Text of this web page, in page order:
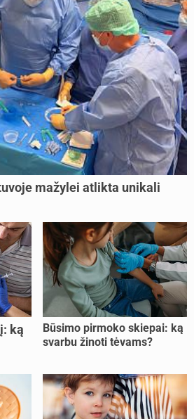
mažylei atlikta unikali
ką
Būsimo pirmoko skiepai: ką
svarbu žinoti tėvams?